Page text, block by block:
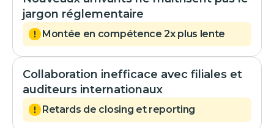
jargon réglementaire
Montée en compétence 2x plus lente
Collaboration inefficace avec filiales et
auditeurs internationaux
Retards de closing et reporting